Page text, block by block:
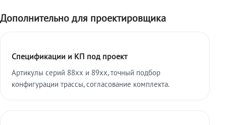
Дополнительно для проектировщика
Спецификации и КП под проект
Артикулы серий 88xx и 89xx, точный подбор
конфигурации трассы, согласование комплекта.